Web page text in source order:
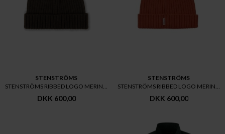
STENSTRÖMS
DKK 600,00
STENSTRÖMS
DKK 600,00